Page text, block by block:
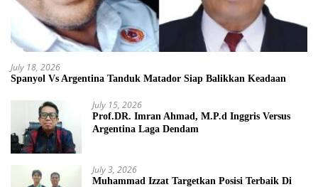
July 18, 2026
Spanyol Vs Argentina Tanduk Matador Siap Balikkan Keadaan
July 15, 2026
Prof.DR. Imran Ahmad, M.P.d Inggris Versus
Argentina Laga Dendam
July 3, 2026
Muhammad Izzat Targetkan Posisi Terbaik Di